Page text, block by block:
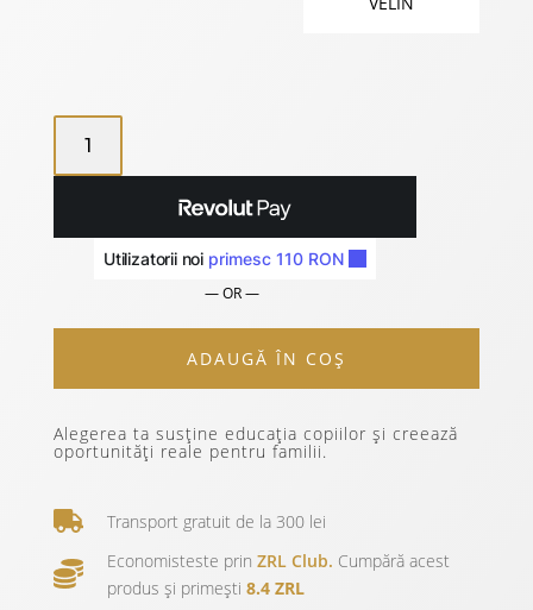
ZURIELL
TRAVEL
-
— OR —
ADAUGĂ ÎN COȘ
Alegerea ta susține educația copiilor și creează
oportunități reale pentru familii.
Transport gratuit de la 300 lei
Economisteste prin ZRL Club. Cumpără acest
produs și primești 8.4 ZRL